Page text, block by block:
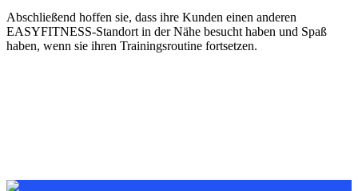
Abschließend hoffen sie, dass ihre Kunden einen anderen
EASYFITNESS-Standort in der Nähe besucht haben und Spaß
haben, wenn sie ihren Trainingsroutine fortsetzen.